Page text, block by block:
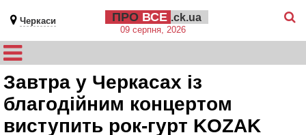
Черкаси ПРО ВСЕ .ck.ua
09 серпня, 2026
Завтра у Черкасах із
благодійним концертом
виступить рок-гурт KOZAK